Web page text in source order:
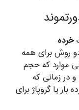
خرده
روش برای همه
موارد که حجم
در زمانی که
یا گروپاژ برای